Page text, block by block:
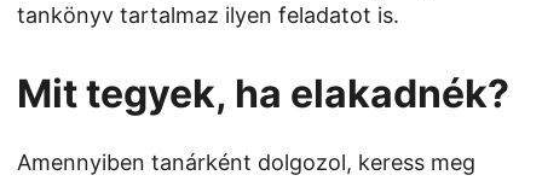
tankönyv tartalmaz ilyen feladatot is.
Mit tegyek, ha elakadnék?
Amennyiben tanárként dolgozol, keress meg